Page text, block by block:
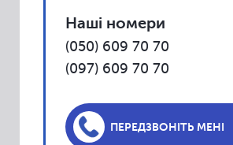
BFGoodrich
Debica
Firestone
General
Gislaved
Наші номери
(050) 609 70 70
(097) 609 70 70
ПЕРЕДЗВОНІТЬ МЕНІ